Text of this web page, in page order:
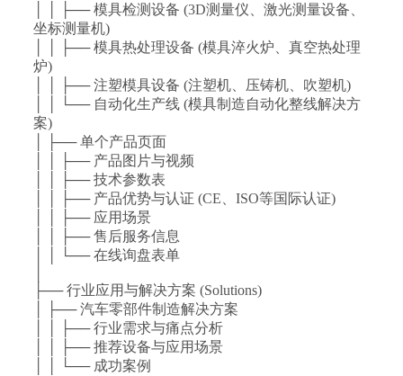
│ │ ├── 模具检测设备 (3D测量仪、激光测量设备、
坐标测量机)
│ │ ├── 模具热处理设备 (模具淬火炉、真空热处理
炉)
│ │ ├── 注塑模具设备 (注塑机、压铸机、吹塑机)
│ │ └── 自动化生产线 (模具制造自动化整线解决方
案)
│ ├── 单个产品页面
│ │ ├── 产品图片与视频
│ │ ├── 技术参数表
│ │ ├── 产品优势与认证 (CE、ISO等国际认证)
│ │ ├── 应用场景
│ │ ├── 售后服务信息
│ │ └── 在线询盘表单
├── 行业应用与解决方案 (Solutions)
│ ├── 汽车零部件制造解决方案
│ │ ├── 行业需求与痛点分析
│ │ ├── 推荐设备与应用场景
│ │ └── 成功案例